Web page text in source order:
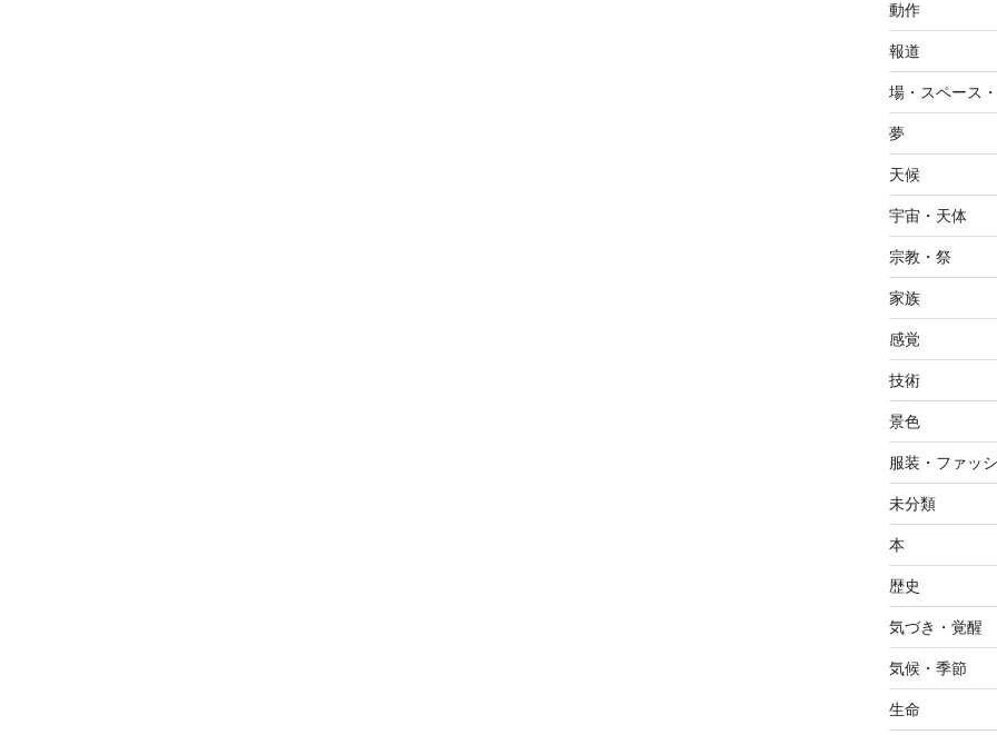
動作
報道
場・スペース
夢
天候
宇宙・天体
宗教・祭
家族
感覚
技術
景色
服装・ファッ
未分類
本
歴史
気づき・覚醒
気候・季節
生命